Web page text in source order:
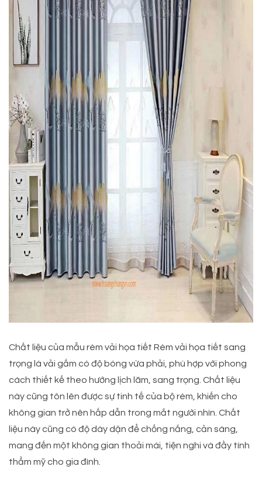
Chất liệu của mẫu rèm vải họa tiết Rèm vải họa tiết sang
trọng là vải gấm có độ bóng vừa phải, phù hợp với phong
cách thiết kế theo hướng lịch lãm, sang trọng. Chất liệu
này cũng tôn lên được sự tinh tế của bộ rèm, khiến cho
không gian trở nên hấp dẫn trong mắt người nhìn. Chất
liệu này cũng có độ dày dặn để chống nắng, cản sáng,
mang đến một không gian thoải mái, tiện nghi và đầy tính
thẩm mỹ cho gia đình.